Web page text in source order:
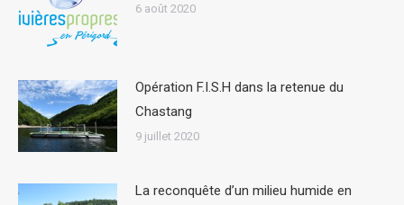
6 août 2020
Opération F.I.S.H dans la retenue du
Chastang
9 juillet 2020
La reconquête d’un milieu humide en